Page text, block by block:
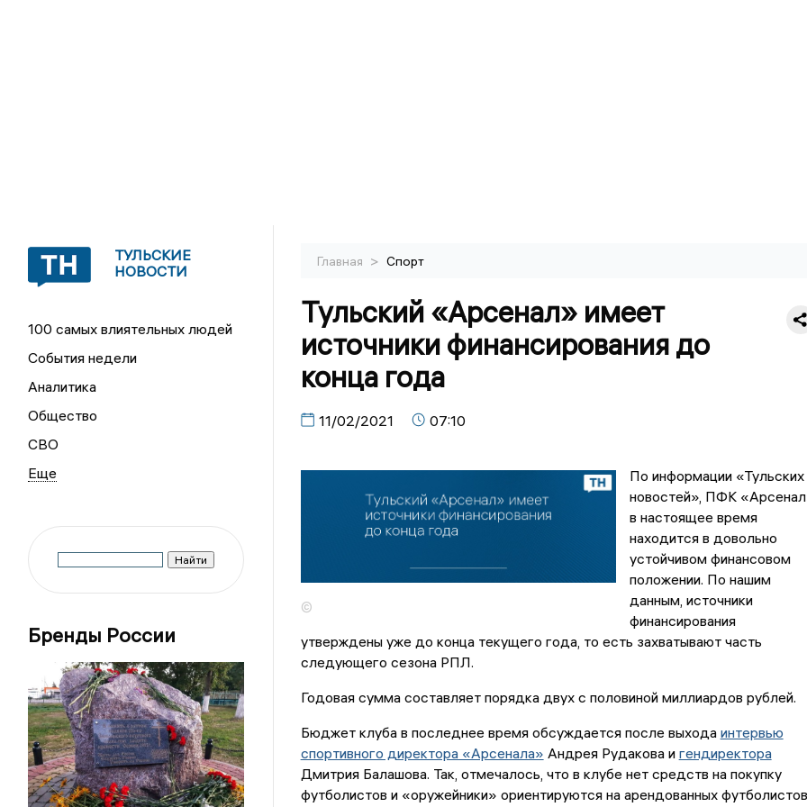
ТУЛЬСКИЕ
НОВОСТИ
100 самых влиятельных людей
События недели
Аналитика
Общество
СВО
Бренды России
Главная > Спорт
Тульский «Арсенал» имеет
источники финансирования до
конца года
11/02/2021 07:10
©
По информации «Тульских
новостей», ПФК
в настоящее время
находится в довольно
устойчивом финансовом
положении. По нашим
данным, источники
финансирования
утверждены уже до конца текущего года, то есть захватывают часть
следующего сезона РПЛ.
Годовая сумма составляет порядка двух с половиной миллиардов рублей.
Бюджет клуба в последнее время обсуждается после выхода интервью
спортивного директора «Арсенала» Андрея Рудакова и гендиректора
Дмитрия Балашова. Так, отмечалось, что в клубе нет средств на покупку
футболистов и «оружейники» ориентируются на арендованных футболистов